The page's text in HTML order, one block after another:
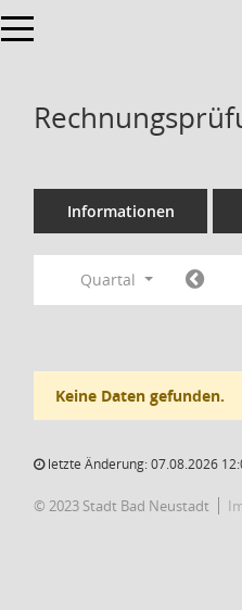
Toggle navigation
Informationen
Quartal
Keine Daten gefunden.
letzte Änderung: 07.08.2026
© 2023 Stadt Bad Neustadt